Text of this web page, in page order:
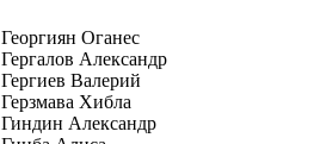
Георгиян Оганес
Гергалов Александр
Гергиев Валерий
Герзмава Хибла
Гиндин Александр